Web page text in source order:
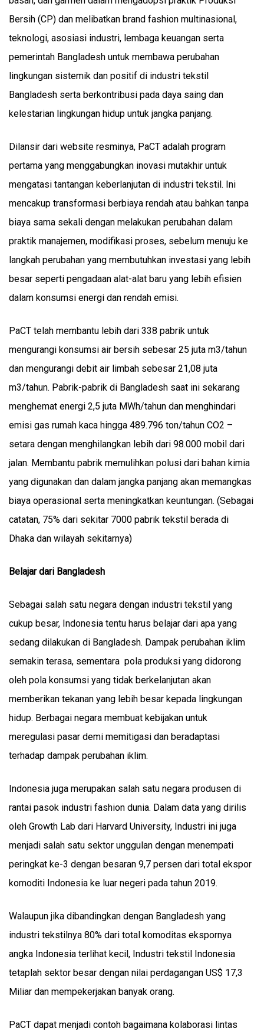
Bersih (CP) dan melibatkan brand fashion multinasional,
teknologi, asosiasi industri, lembaga keuangan serta
pemerintah Bangladesh untuk membawa perubahan
lingkungan sistemik dan positif di industri tekstil
Bangladesh serta berkontribusi pada daya saing dan
kelestarian lingkungan hidup untuk jangka panjang.
Dilansir dari website resminya, PaCT adalah program
pertama yang menggabungkan inovasi mutakhir untuk
mengatasi tantangan keberlanjutan di industri tekstil. Ini
mencakup transformasi berbiaya rendah atau bahkan tanpa
biaya sama sekali dengan melakukan perubahan dalam
praktik manajemen, modifikasi proses, sebelum menuju ke
langkah perubahan yang membutuhkan investasi yang lebih
besar seperti pengadaan alat-alat baru yang lebih efisien
dalam konsumsi energi dan rendah emisi.
PaCT telah membantu lebih dari 338 pabrik untuk
mengurangi konsumsi air bersih sebesar 25 juta m3/tahun
dan mengurangi debit air limbah sebesar 21,08 juta
m3/tahun. Pabrik-pabrik di Bangladesh saat ini sekarang
menghemat energi 2,5 juta MWh/tahun dan menghindari
emisi gas rumah kaca hingga 489.796 ton/tahun CO2 –
setara dengan menghilangkan lebih dari 98.000 mobil dari
jalan. Membantu pabrik memulihkan polusi dari bahan kimia
yang digunakan dan dalam jangka panjang akan memangkas
biaya operasional serta meningkatkan keuntungan. (Sebagai
catatan, 75% dari sekitar 7000 pabrik tekstil berada di
Dhaka dan wilayah sekitarnya)
Belajar dari Bangladesh
Sebagai salah satu negara dengan industri tekstil yang
cukup besar, Indonesia tentu harus belajar dari apa yang
sedang dilakukan di Bangladesh. Dampak perubahan iklim
semakin terasa, sementara pola produksi yang didorong
oleh pola konsumsi yang tidak berkelanjutan akan
memberikan tekanan yang lebih besar kepada lingkungan
hidup. Berbagai negara membuat kebijakan untuk
meregulasi pasar demi memitigasi dan beradaptasi
terhadap dampak perubahan iklim.
Indonesia juga merupakan salah satu negara produsen di
rantai pasok industri fashion dunia. Dalam data yang dirilis
oleh Growth Lab dari Harvard University, Industri ini juga
menjadi salah satu sektor unggulan dengan menempati
peringkat ke-3 dengan besaran 9,7 persen dari total ekspor
komoditi Indonesia ke luar negeri pada tahun 2019.
Walaupun jika dibandingkan dengan Bangladesh yang
industri tekstilnya 80% dari total komoditas ekspornya
angka Indonesia terlihat kecil, Industri tekstil Indonesia
tetaplah sektor besar dengan nilai perdagangan US$ 17,3
Miliar dan mempekerjakan banyak orang.
PaCT dapat menjadi contoh bagaimana kolaborasi lintas